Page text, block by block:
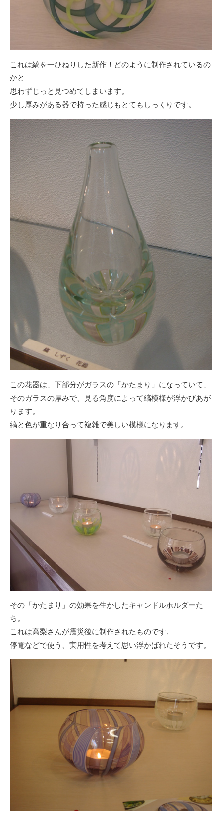
これは縞を一ひねりした新作！どのように制作されているの
かと
思わずじっと見つめてしまいます。
少し厚みがある器で持った感じもとてもしっくりです。
この花器は、下部分がガラスの「かたまり」になっていて、
そのガラスの厚みで、見る角度によって縞模様が浮かびあが
ります。
縞と色が重なり合って複雑で美しい模様になります。
その「かたまり」の効果を生かしたキャンドルホルダーた
ち。
これは高梨さんが震災後に制作されたものです。
停電などで使う、実用性を考えて思い浮かばれたそうです。